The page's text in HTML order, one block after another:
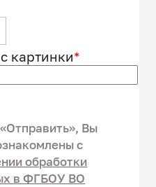
картинки*
Вы
c
обработки
в ФГБОУ ВО